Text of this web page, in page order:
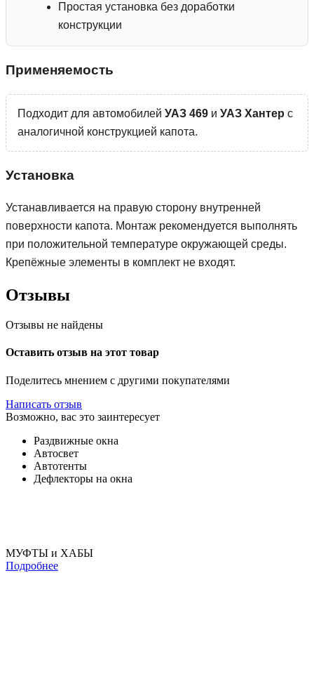
Простая установка без доработки
конструкции
Применяемость
Подходит для автомобилей УАЗ 469 и УАЗ Хантер с
аналогичной конструкцией капота.
Установка
Устанавливается на правую сторону внутренней
поверхности капота. Монтаж рекомендуется выполнять
при положительной температуре окружающей среды.
Крепёжные элементы в комплект не входят.
Отзывы
Отзывы не найдены
Оставить отзыв на этот товар
Поделитесь мнением с другими покупателями
Написать отзыв
Возможно, вас это заинтересует
Раздвижные окна
Автосвет
Автотенты
Дефлекторы на окна
МУФТЫ и ХАБЫ
Подробнее